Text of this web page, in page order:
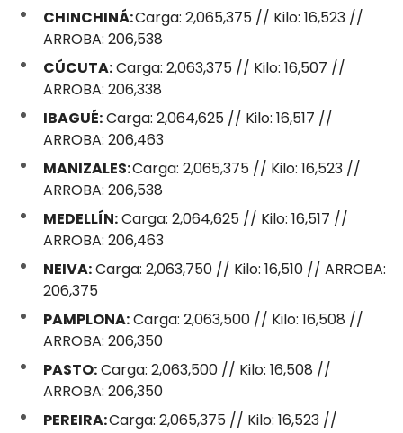
CHINCHINÁ:Carga: 2,065,375 // Kilo: 16,523 //
ARROBA: 206,538
CÚCUTA:Carga: 2,063,375 // Kilo: 16,507 //
ARROBA: 206,338
IBAGUÉ:Carga: 2,064,625 // Kilo: 16,517 //
ARROBA: 206,463
MANIZALES:Carga: 2,065,375 // Kilo: 16,523 //
ARROBA: 206,538
MEDELLÍN:Carga: 2,064,625 // Kilo: 16,517 //
ARROBA: 206,463
NEIVA:Carga: 2,063,750 // Kilo: 16,510 // ARROBA:
206,375
PAMPLONA:Carga: 2,063,500 // Kilo: 16,508 //
ARROBA: 206,350
PASTO:Carga: 2,063,500 // Kilo: 16,508 //
ARROBA: 206,350
PEREIRA:Carga: 2,065,375 // Kilo: 16,523 //